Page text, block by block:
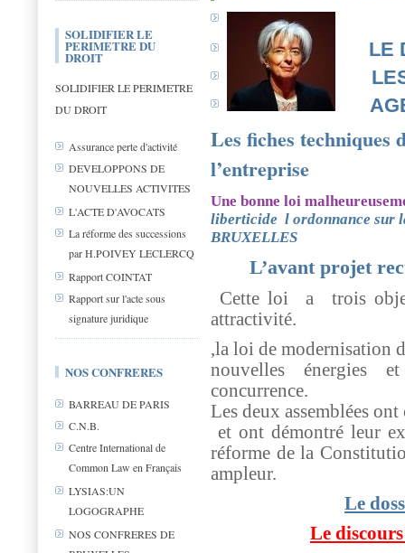
SOLIDIFIER LE
PERIMETRE DU
DROIT
SOLIDIFIER LE PERIMETRE
DU DROIT
Assurance perte d'activité
DEVELOPPONS DE
NOUVELLES ACTIVITES
L'ACTE D'AVOCATS
La réforme des successions
par H.POIVEY LECLERCQ
Rapport COINTAT
Rapport sur l'acte sous
signature juridique
NOS CONFRERES
BARREAU DE PARIS
C.N.B.
Centre International de
Common Law en Français
LYSIAS:UN
LOGOGRAPHE
NOS CONFRERES DE
LE
Les fiches techniques
l’entreprise
Une bonne loi
liberticide l ordonnance sur
BRUXELLES
L’avant projet
Cette loi a
trois
attractivité.
,la loi de modernisation
nouvelles énergies
concurrence.
Les deux assemblées
et ont démontré leur
réforme de la
ampleur.
Le
Le